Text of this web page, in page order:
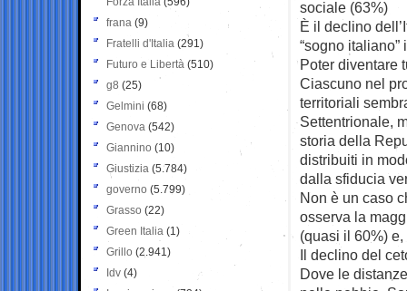
sociale (63%)
È il declino
“sogno
Poter diventare
Ciascuno nel
territoriali
Settentrionale,
storia della
distribuiti in
dalla sfiducia
Non è un caso
osserva la
(quasi il 60%)
Il declino del
Dove le
frana (9)
Fratelli d'Italia (291)
Futuro e Libertà (510)
g8 (25)
Gelmini (68)
Genova (542)
Giannino (10)
Giustizia (5.784)
governo (5.799)
Grasso (22)
Green Italia (1)
Grillo (2.941)
Idv (4)